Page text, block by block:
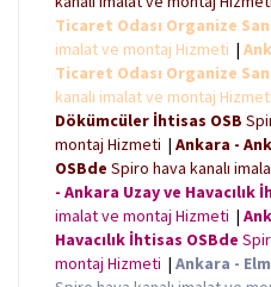
Ticaret Odası Organize
imalat ve montaj Hizmeti |
Ticaret Odası Organize
kanalı imalat ve montaj Hizmeti
Dökümcüler İhtisas OSB
montaj Hizmeti | Ankara -
OSBde Spiro hava kanalı
- Ankara Uzay ve Havacılık
imalat ve montaj Hizmeti |
Havacılık İhtisas OSBde
montaj Hizmeti | Ankara -